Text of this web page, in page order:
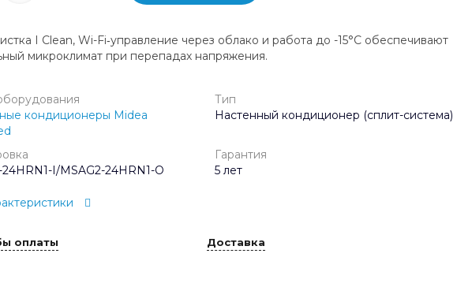
I Clean, Wi-Fi‑управление через облако и работа до -15°С обеспечивают
микроклимат при перепадах напряжения.
кондиционеры Midea
Тип
Настенный кондиционер (сплит-система)
24HRN1-I/MSAG2-24HRN1-O
Гарантия
5 лет
оплаты Доставка